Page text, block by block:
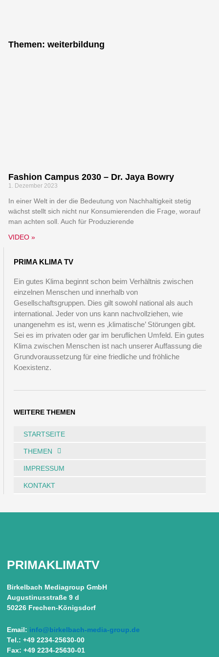
anderen
Adam Opel GmbH
Themen: weiterbildung
Fashion Campus 2030 – Dr. Jaya Bowry
1. Dezember 2023
In einer Welt in der die Bedeutung von Nachhaltigkeit stetig
wächst stellt sich nicht nur Konsumierenden die Frage, worauf
man achten soll. Auch für Produzierende
VIDEO »
PRIMA KLIMA TV
Ein gutes Klima beginnt schon beim Verhältnis zwischen
einzelnen Menschen und innerhalb von
Gesellschaftsgruppen. Dies gilt sowohl national als auch
international. Jeder von uns kann nachvollziehen, wie
unangenehm es ist, wenn es ‚klimatische’ Störungen gibt.
Sei es im privaten oder gar im beruflichen Umfeld. Ein gutes
Klima zwischen Menschen ist nach unserer Auffassung die
Grundvoraussetzung für eine friedliche und fröhliche
Koexistenz.
WEITERE THEMEN
STARTSEITE
THEMEN
IMPRESSUM
KONTAKT
PRIMAKLIMATV
Birkelbach Mediagroup GmbH
Augustinusstraße 9 d
50226 Frechen-Königsdorf
Email: info@birkelbach-media-group.de
Tel.: +49 2234-25630-00
Fax: +49 2234-25630-01